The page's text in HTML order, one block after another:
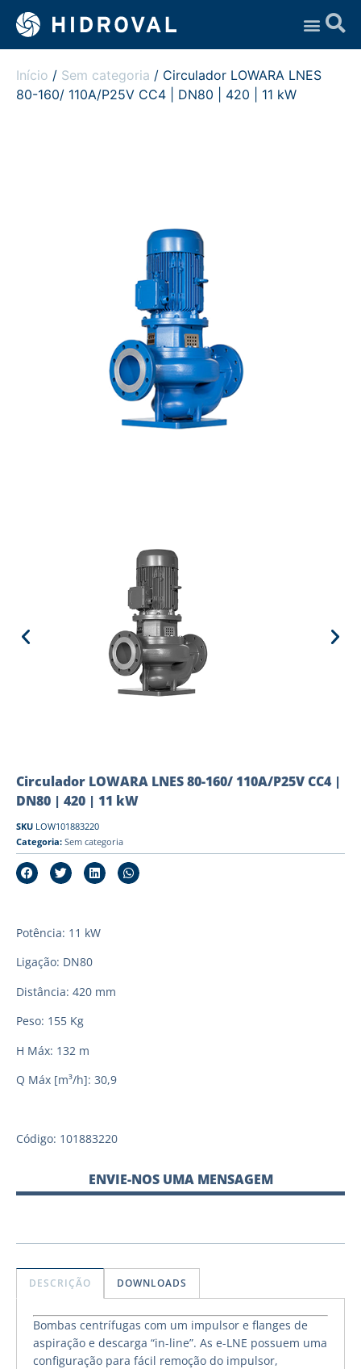
Início / Sem categoria / Circulador LOWARA LNES
80-160/ 110A/P25V CC4 | DN80 | 420 | 11 kW
Circulador LOWARA LNES 80-160/ 110A/P25V CC4 |
DN80 | 420 | 11 kW
SKU LOW101883220
Categoria: Sem categoria
Potência: 11 kW
Ligação: DN80
Distância: 420 mm
Peso: 155 Kg
H Máx: 132 m
Q Máx [m³/h]: 30,9
Código: 101883220
ENVIE-NOS UMA MENSAGEM
DESCRIÇÃO DOWNLOADS
Bombas centrífugas com um impulsor e flanges de
aspiração e descarga “in-line”. As e-LNE possuem uma
configuração para fácil remoção do impulsor,